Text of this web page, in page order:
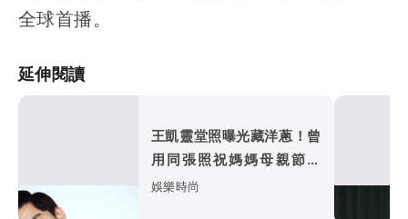
全球首播。
延伸閱讀
王凱靈堂照曝光藏洋蔥！曾
用同張照祝媽媽母親節快
樂
娛樂時尚